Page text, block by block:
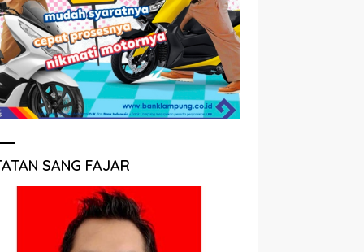
SANG FAJAR